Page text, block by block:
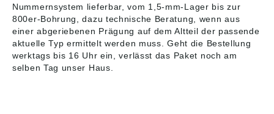
Nummernsystem lieferbar, vom 1,5-mm-Lager bis zur
800er-Bohrung, dazu technische Beratung, wenn aus
einer abgeriebenen Prägung auf dem Altteil der passende
aktuelle Typ ermittelt werden muss. Geht die Bestellung
werktags bis 16 Uhr ein, verlässt das Paket noch am
selben Tag unser Haus.